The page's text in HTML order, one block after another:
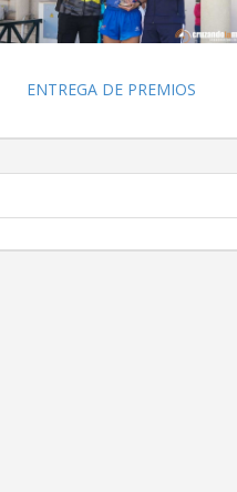
ENTREGA DE PREMIOS